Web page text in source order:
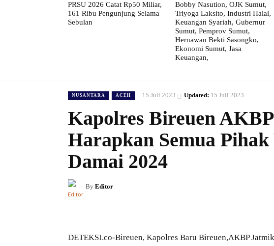
PRSU 2026 Catat Rp50 Miliar,
161 Ribu Pengunjung Selama
Sebulan
Bobby Nasution, OJK Sumut,
Triyoga Laksito, Industri Halal,
Keuangan Syariah, Gubernur
Sumut, Pemprov Sumut,
Hernawan Bekti Sasongko,
Ekonomi Sumut, Jasa
Keuangan,
NUSANTARA ACEH 15 Juli 2023 Updated: 15 Juli 2023
Kapolres Bireuen
Harapkan Semua
Damai 2024
By Editor
DETEKSI.co-Bireuen, Kapolres Baru Bireuen,AKBP